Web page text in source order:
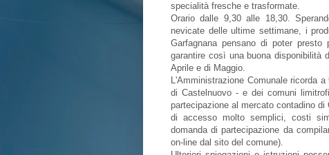
specialità fresche e trasformate.
Orario dalle 9,30 alle 18,30.
nevicate delle ultime settimane, i
Garfagnana pensano di poter
garantire così una buona disponibilità
Aprile e di Maggio.
L'Amministrazione Comunale ricorda
di Castelnuovo - e dei comuni
partecipazione al mercato contadino
di accesso molto semplici, costi
domanda di partecipazione da
on-line dal sito del comune).